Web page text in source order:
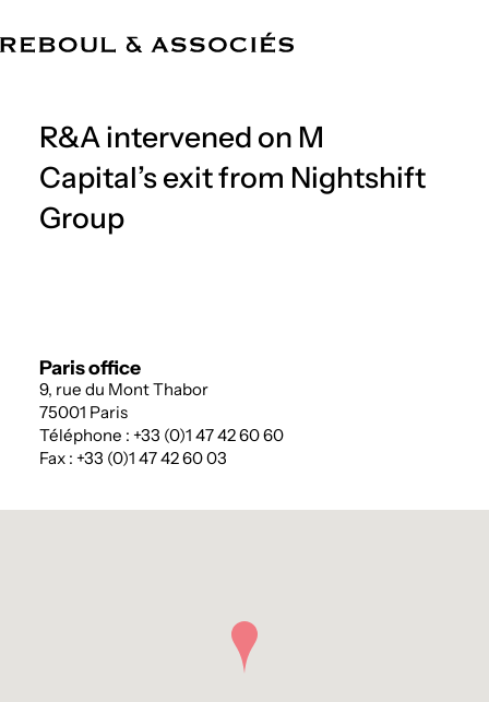
R&A intervened on M
Capital’s exit from Nightshift
Group
Paris office
9, rue du Mont Thabor
75001 Paris
Téléphone : +33 (0)1 47 42 60 60
Fax : +33 (0)1 47 42 60 03